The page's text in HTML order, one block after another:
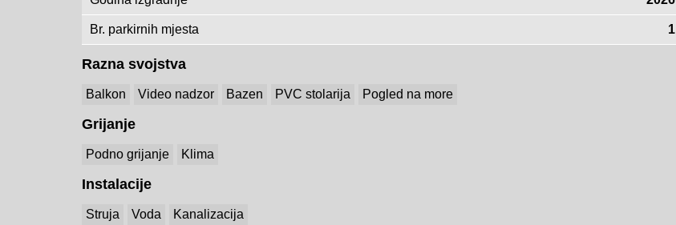
Br. parkirnih mjesta 1
Razna svojstva
Balkon Video nadzor Bazen PVC stolarija Pogled na more
Grijanje
Podno grijanje Klima
Instalacije
Struja Voda Kanalizacija